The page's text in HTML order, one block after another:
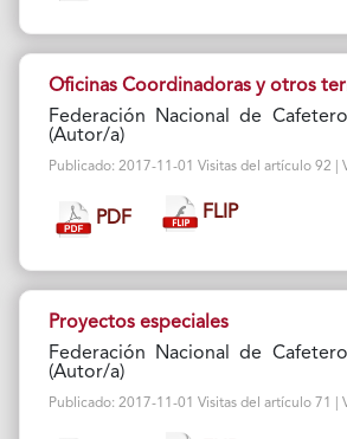
Oficinas Coordinadoras y otros
Federación Nacional de
(Autor/a)
Publicado: 2017-11-01 Visitas del artículo 92 |
PDF FLIP
Proyectos especiales
Federación Nacional de
(Autor/a)
Publicado: 2017-11-01 Visitas del artículo 71 |